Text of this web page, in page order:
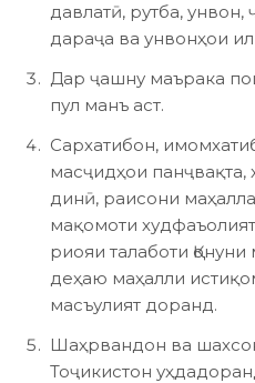
давлатӣ, рутба,
дараҷа ва унвонҳои
Дар ҷашну маърака
пул манъ аст.
Сархатибон,
масҷидҳои
динӣ, раисони
мақомоти
риояи талаботи
деҳаю маҳалли
масъулият доранд.
Шаҳрвандон ва
Тоҷикистон